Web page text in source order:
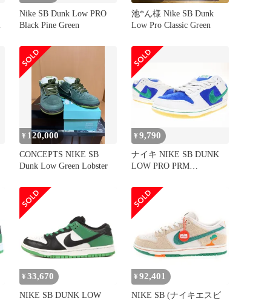
Nike SB Dunk Low PRO
Black Pine Green
池*ん様 Nike SB Dunk
Low Pro Classic Green
¥ 120,000
CONCEPTS NIKE SB
Dunk Low Green Lobster
¥9,790
ナイキ NIKE SB DUNK
LOW PRO PRM
HYPER ROYAL 26.5cm
HF3704-001 エスビー ダ
ンク プロ ファントム マ
ラカイト ハイパーロイヤ
ル 【ブランド古着ベクト
ル】▲■250611
¥ 33,670
NIKE SB DUNK LOW
¥ 92,401
NIKE SB (ナイキエスビ